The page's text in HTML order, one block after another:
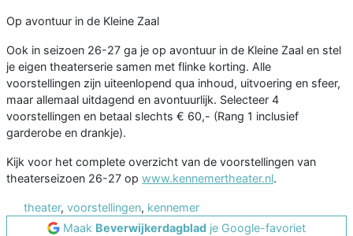
Op avontuur in de Kleine Zaal
Ook in seizoen 26-27 ga je op avontuur in de Kleine Zaal en stel
je eigen theaterserie samen met flinke korting. Alle
voorstellingen zijn uiteenlopend qua inhoud, uitvoering en sfeer,
maar allemaal uitdagend en avontuurlijk. Selecteer 4
voorstellingen en betaal slechts € 60,- (Rang 1 inclusief
garderobe en drankje).
Kijk voor het complete overzicht van de voorstellingen van
theaterseizoen 26-27 op www.kennemertheater.nl.
theater, voorstellingen, kennemer
Maak Beverwijkerdagblad je Google-favoriet